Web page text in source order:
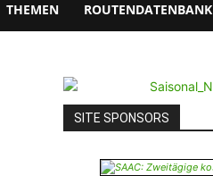
THEMEN ROUTENDATENBANK
SITE SPONSORS